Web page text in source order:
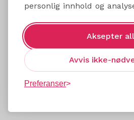
personlig innhold og
Aksepter
Avvis ikke-
Preferanser